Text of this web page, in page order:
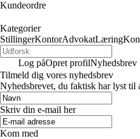
Kundeordre
Kategorier
StillingerKontorAdvokatLæring
Log påOpret profilNyhedsbrev
Tilmeld dig vores nyhedsbrev
Nyhedsbrevet, du faktisk har lyst til
Skriv din e-mail her
Kom med